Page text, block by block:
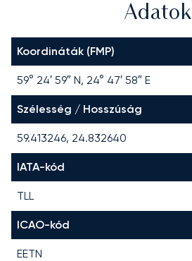
Adatok
Koordináták (FMP)
59° 24′ 59″ N, 24° 47′ 58″ E
Szélesség / Hosszúság
59.413246, 24.832640
IATA-kód
TLL
ICAO-kód
EETN